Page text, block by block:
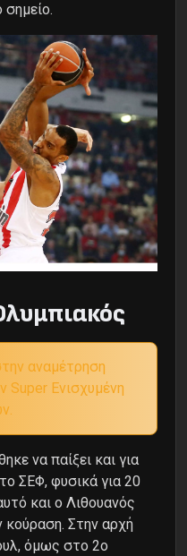
αναμέτρηση
Super Ενισχυμένη
να παίξει και για
ΣΕΦ, φυσικά για 20
και ο Λιθουανός
Στην αρχή
όμως στο 2ο